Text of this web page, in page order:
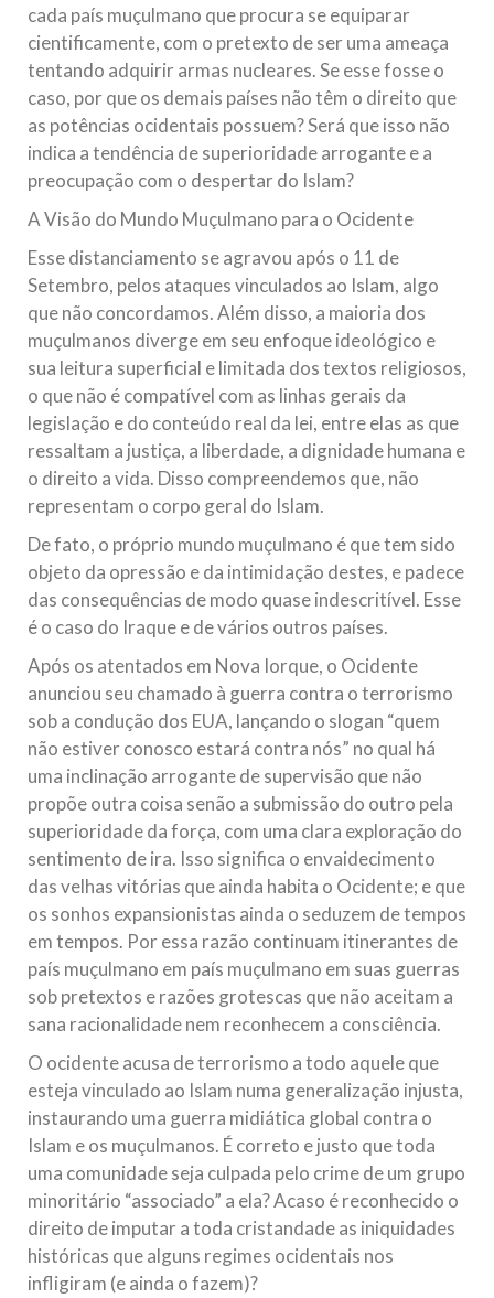
cada país muçulmano que procura se equiparar
cientificamente, com o pretexto de ser uma ameaça
tentando adquirir armas nucleares. Se esse fosse o
caso, por que os demais países não têm o direito que
as potências ocidentais possuem? Será que isso não
indica a tendência de superioridade arrogante e a
preocupação com o despertar do Islam?
A Visão do Mundo Muçulmano para o Ocidente
Esse distanciamento se agravou após o 11 de
Setembro, pelos ataques vinculados ao Islam, algo
que não concordamos. Além disso, a maioria dos
muçulmanos diverge em seu enfoque ideológico e
sua leitura superficial e limitada dos textos religiosos,
o que não é compatível com as linhas gerais da
legislação e do conteúdo real da lei, entre elas as que
ressaltam a justiça, a liberdade, a dignidade humana e
o direito a vida. Disso compreendemos que, não
representam o corpo geral do Islam.
De fato, o próprio mundo muçulmano é que tem sido
objeto da opressão e da intimidação destes, e padece
das consequências de modo quase indescritível. Esse
é o caso do Iraque e de vários outros países.
Após os atentados em Nova Iorque, o Ocidente
anunciou seu chamado à guerra contra o terrorismo
sob a condução dos EUA, lançando o slogan “quem
não estiver conosco estará contra nós” no qual há
uma inclinação arrogante de supervisão que não
propõe outra coisa senão a submissão do outro pela
superioridade da força, com uma clara exploração do
sentimento de ira. Isso significa o envaidecimento
das velhas vitórias que ainda habita o Ocidente; e que
os sonhos expansionistas ainda o seduzem de tempos
em tempos. Por essa razão continuam itinerantes de
país muçulmano em país muçulmano em suas guerras
sob pretextos e razões grotescas que não aceitam a
sana racionalidade nem reconhecem a consciência.
O ocidente acusa de terrorismo a todo aquele que
esteja vinculado ao Islam numa generalização injusta,
instaurando uma guerra midiática global contra o
Islam e os muçulmanos. É correto e justo que toda
uma comunidade seja culpada pelo crime de um grupo
minoritário “associado” a ela? Acaso é reconhecido o
direito de imputar a toda cristandade as iniquidades
históricas que alguns regimes ocidentais nos
infligiram (e ainda o fazem)?